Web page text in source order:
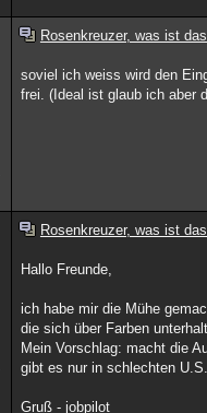
Rosenkreuzer, was ist
soviel ich weiss wird den
frei. (Ideal ist glaub ich aber
Rosenkreuzer, was ist
Hallo Freunde,
ich habe mir die Mühe
die sich über Farben
Mein Vorschlag: macht die
gibt es nur in schlechten
Gruß - jobpilot